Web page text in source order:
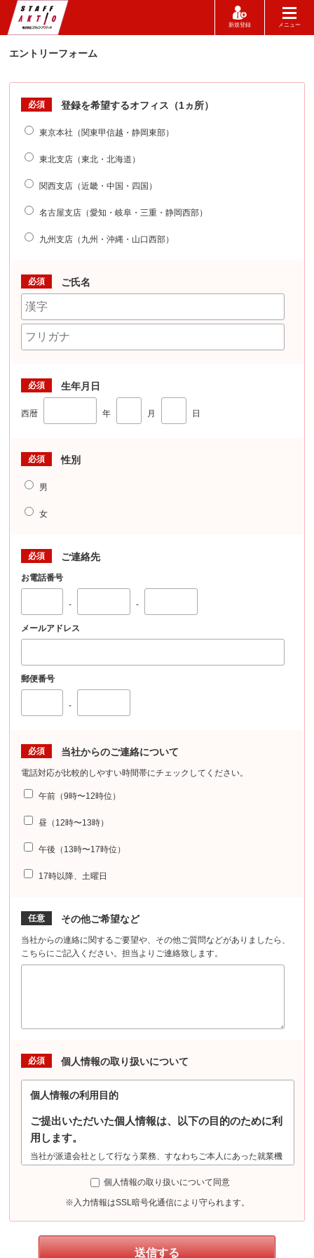
新規登録 メニュー
エントリーフォーム
必須 登録を希望するオフィス（1ヵ所）
東京本社（関東甲信越・静岡東部）
東北支店（東北・北海道）
関西支店（近畿・中国・四国）
名古屋支店（愛知・岐阜・三重・静岡西部）
九州支店（九州・沖縄・山口西部）
必須 ご氏名
必須 生年月日
西暦 年 月 日
必須 性別
男
女
必須 ご連絡先
お電話番号
- -
メールアドレス
郵便番号
-
必須 当社からのご連絡について
電話対応が比較的しやすい時間帯にチェックしてください。
午前（9時〜12時位）
昼（12時〜13時）
午後（13時〜17時位）
17時以降、土曜日
任意 その他ご希望など
当社からの連絡に関するご要望や、その他ご質問などがありましたら、
こちらにご記入ください。担当よりご連絡致します。
必須 個人情報の取り扱いについて
個人情報の利用目的
ご提出いただいた個人情報は、以下の目的のために利
用します。
当社が派遣会社として行なう業務、すなわちご本人にあった就業機
業時の労務管理、労働安全管理（労働安全衛生法に基づく健康診断
における機微情報の収集を含む）、勤務状況の証明、派遣先への就
業状況確認、その他、派遣業務管理、紹介業務管理等、及びこれら
に準ずる目的に利用します。また、派遣先による評価情報について
は人事労務管理、及びこれに準ずる目的に利用します。
個人情報の取り扱いについて同意
※入力情報はSSL暗号化通信により守られます。